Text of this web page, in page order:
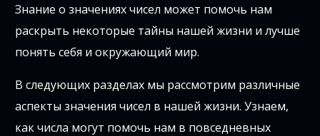
Знание о значениях чисел может помочь нам
раскрыть некоторые тайны нашей жизни и лучше
понять себя и окружающий мир.
В следующих разделах мы рассмотрим различные
аспекты значения чисел в нашей жизни. Узнаем,
как числа могут помочь нам в повседневных